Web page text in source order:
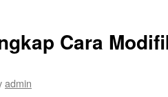
Cara
admin